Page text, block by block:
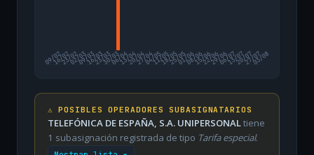
09/02
16/0223/0202/0309/0316/0323/0330/0306/0413/0420/0427/0404/0511/0518/0525/0501/0608/0615/0622/0629/0606/0713/0720/0727/07
03/08
⚠️ POSIBLES OPERADORES SUBASIGNATARIOS
TELEFÓNICA DE ESPAÑA, S.A. UNIPERSONALtiene
1 subasignación registrada de tipo Tarifa especial.